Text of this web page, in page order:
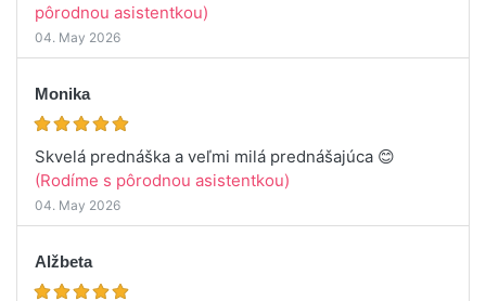
pôrodnou asistentkou)
04. May 2026
Monika
Skvelá prednáška a veľmi milá prednášajúca 😊
(Rodíme s pôrodnou asistentkou)
04. May 2026
Alžbeta